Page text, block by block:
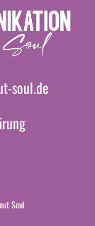
soul.de
Soul